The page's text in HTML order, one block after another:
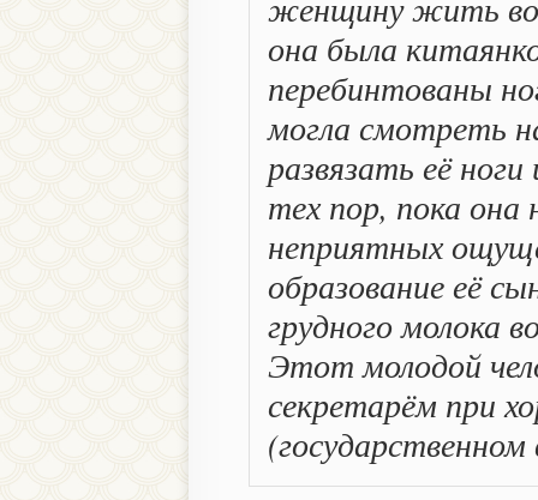
она была
перебинтованы
могла смотреть
развязать её
тех пор, пока она
неприятных
образование её
грудного молока
Этот молодой
секретарём при